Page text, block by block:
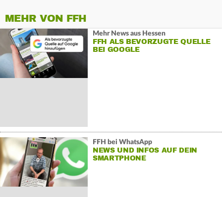
MEHR VON FFH
Mehr News aus Hessen
FFH ALS BEVORZUGTE QUELLE
BEI GOOGLE
FFH bei WhatsApp
NEWS UND INFOS AUF DEIN
SMARTPHONE